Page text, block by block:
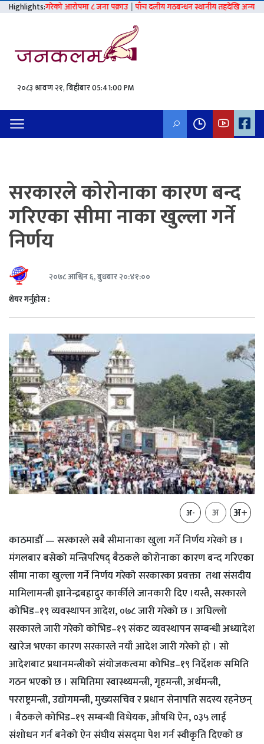
Highlights:
गरेको आरोपमा ८ जना पक्राउ | पाँच दलीय गठबन्धन स्थानीय तहदेखि अन्य
२०८३ श्रावण २१, बिहीबार05:41:01 PM
सरकारले कोरोनाका कारण बन्द
गरिएका सीमा नाका खुल्ला गर्ने
निर्णय
२०७८ आश्विन ६, बुधबार २०:४१:००
शेयर गर्नुहोस :
अ- अ अ+
काठमाडौँ — सरकारले सबै सीमानाका खुला गर्ने निर्णय गरेको छ ।
मंगलबार बसेको मन्त्रिपरिषद् बैठकले कोरोनाका कारण बन्द गरिएका
सीमा नाका खुल्ला गर्ने निर्णय गरेको सरकारका प्रवक्ता तथा संसदीय
मामिलामन्त्री ज्ञानेन्द्रबहादुर कार्कीले जानकारी दिए ।यस्तै, सरकारले
कोभिड–१९ व्यवस्थापन आदेश, ०७८ जारी गरेको छ । अघिल्लो
सरकारले जारी गरेको कोभिड–१९ संकट व्यवस्थापन सम्बन्धी अध्यादेश
खारेज भएका कारण सरकारले नयाँ आदेश जारी गरेको हो । सो
आदेशबाट प्रधानमन्त्रीको संयोजकत्वमा कोभिड–१९ निर्देशक समिति
गठन भएको छ । समितिमा स्वास्थ्यमन्त्री, गृहमन्त्री, अर्थमन्त्री,
परराष्ट्रमन्त्री, उद्योगमन्त्री, मुख्यसचिव र प्रधान सेनापति सदस्य रहनेछन्
। बैठकले कोभिड–१९ सम्बन्धी विधेयक, औषधि ऐन, ०३५ लाई
संशोधन गर्न बनेको ऐन संघीय संसद्‌मा पेश गर्न स्वीकृति दिएको छ